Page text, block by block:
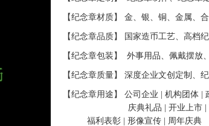
【纪念章材质】 金、银、铜、金属、
【纪念章品质】 国家造币工艺、高档
【纪念章包装】 外事用品、佩戴摆放
【纪念章质量】 深度企业文创定制、
【纪念章用途】 公司企业 机构团体
庆典礼品
开业上市
福利表彰
形像宣传 周年庆典